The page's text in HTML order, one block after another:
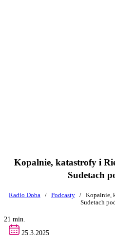
Kopalnie, katastrofy i
Sudetach
Radio Doba / Podcasty /
Kopalnie,
Sudetach
21 min.
25.3.2025